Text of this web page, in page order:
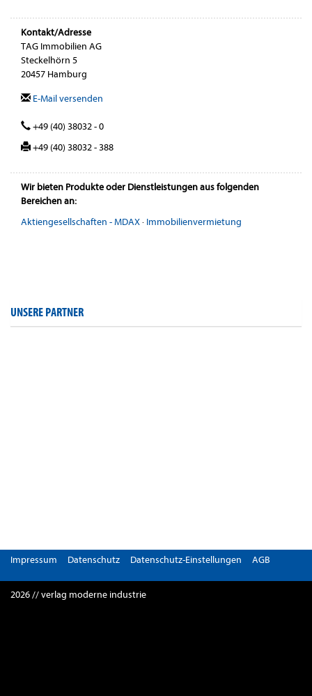
Kontakt/Adresse
TAG Immobilien AG
Steckelhörn 5
20457 Hamburg
E-Mail versenden
+49 (40) 38032 - 0
+49 (40) 38032 - 388
Wir bieten Produkte oder Dienstleistungen aus folgenden
Bereichen an:
Aktiengesellschaften - MDAX· Immobilienvermietung
UNSERE PARTNER
Impressum Datenschutz Datenschutz-Einstellungen AGB
2026 // verlag moderne industrie